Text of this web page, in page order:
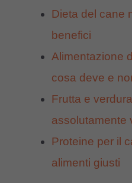
Dieta del cane
benefici
Alimentazione
cosa deve e
Frutta e
assolutamente
Proteine per il
alimenti giusti